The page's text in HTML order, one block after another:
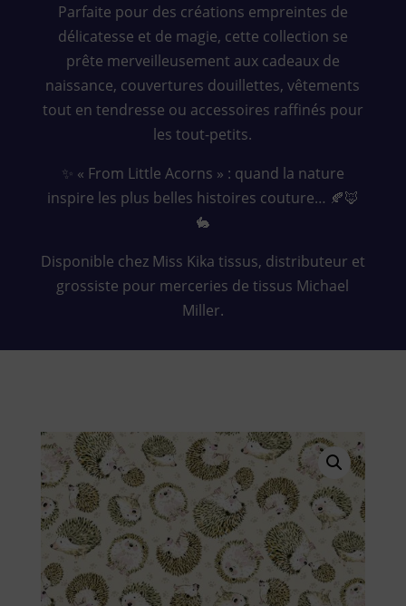
Parfaite pour des créations empreintes de
délicatesse et de magie, cette collection se
prête merveilleusement aux cadeaux de
naissance, couvertures douillettes, vêtements
tout en tendresse ou accessoires raffinés pour
les tout-petits.
✨ « From Little Acorns » : quand la nature
inspire les plus belles histoires couture… 🍂🦊
🐇
Disponible chez Miss Kika tissus, distributeur et
grossiste pour merceries de tissus Michael
Miller.